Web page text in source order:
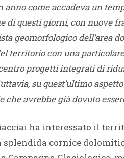
come accadeva un
questi giorni, con nuove
geomorfologico dell’area
territorio con una
progetti integrati di
su quest’ultimo
avrebbe già dovuto
ha interessato il
splendida cornice